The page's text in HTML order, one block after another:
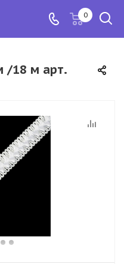
0
/18 м арт.